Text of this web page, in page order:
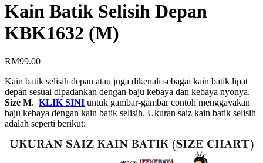
Kain Batik Selisih Depan
KBK1632 (M)
RM99.00
Kain batik selisih depan atau juga dikenali sebagai kain batik lipat
depan sesuai dipadankan dengan baju kebaya dan kebaya nyonya.
Size M. KLIK SINI untuk gambar-gambar contoh menggayakan
baju kebaya dengan kain batik selisih. Ukuran saiz kain batik selisih
adalah seperti berikut: